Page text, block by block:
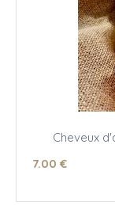
Cheveux
7.00 €